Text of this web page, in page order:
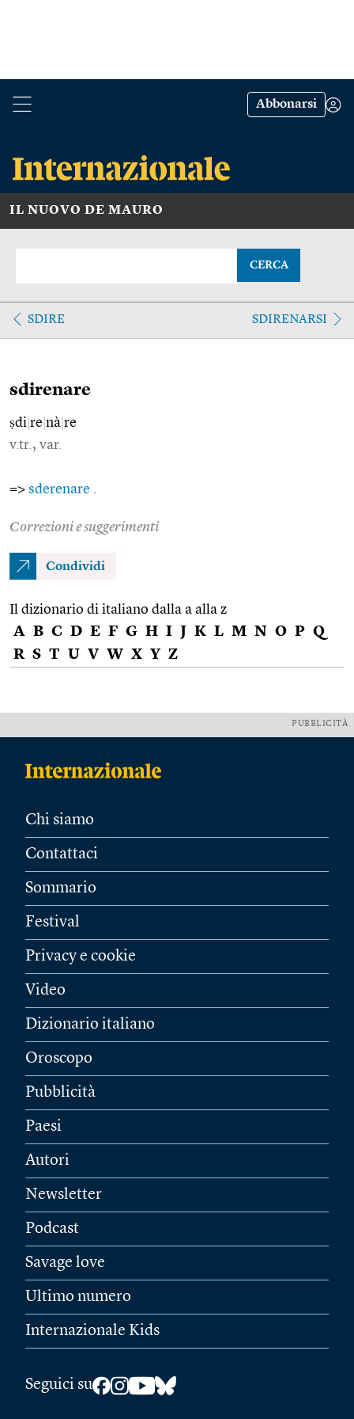
Abbonarsi
IL NUOVO DE MAURO
CERCA
SDIRE SDIRENARSI
sdirenare
ṣdi re nà re
v.tr., var.
=> sderenare
Correzioni e suggerimenti
Condividi
Il dizionario di italiano dalla a alla z
A B C D E F G H I J K L M N O P Q
R S T U V W X Y Z
PUBBLICITÀ
Chi siamo
Contattaci
Sommario
Festival
Privacy e cookie
Video
Dizionario italiano
Oroscopo
Pubblicità
Paesi
Autori
Newsletter
Podcast
Savage love
Ultimo numero
Internazionale Kids
Seguici su